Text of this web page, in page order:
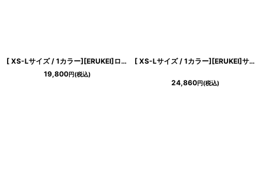
[ XS-Lサイズ / 1カラー][ERUKEI]ロングスリーブ・カシュクール・プリント・ミニドレス・ワンピース[送料無料]
19,800円(税込)
[ XS-Lサイズ / 1カラー][ERUKEI]サテンジャガード・フロッキープリント・Vネック・ノースリーブ・裾プリーツ・Aライン・ミニドレス・ワンピース[送料無料][山崎みどり着用] myiv
24,860円(税込)